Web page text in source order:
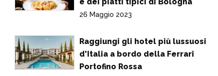
e dei piatti tipici di Bologna
26 Maggio 2023
Raggiungi gli hotel più lussuosi
d'Italia a bordo della Ferrari
Portofino Rossa